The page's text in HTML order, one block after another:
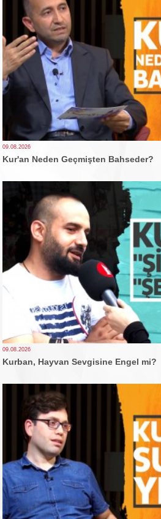
09.08.2026
Kur'an Neden Geçmişten Bahseder?
09.08.2026
Kurban, Hayvan Sevgisine Engel mi?